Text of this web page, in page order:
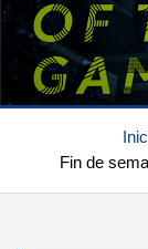
Fin de